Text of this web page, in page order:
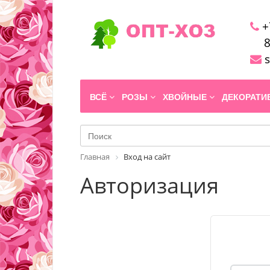
ВСЁ РОЗЫ ХВОЙНЫЕ
Главная Вход на сайт
Авторизация